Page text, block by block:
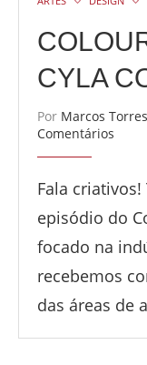
CYLA
Por Marcos Torres
Comentários
Fala
episódio do
focado na
recebemos
das áreas de